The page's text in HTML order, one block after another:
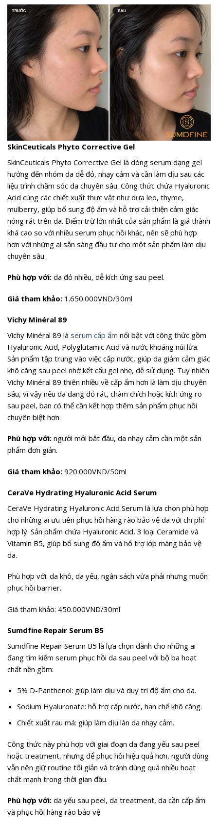
SkinCeuticals Phyto Corrective Gel
SkinCeuticals Phyto Corrective Gel là dòng serum dạng gel
hướng đến nhóm da dễ đỏ, nhạy cảm và cần làm dịu sau các
liệu trình chăm sóc da chuyên sâu. Công thức chứa Hyaluronic
Acid cùng các chiết xuất thực vật như dưa leo, thyme,
mulberry, giúp bổ sung độ ẩm và hỗ trợ cải thiện cảm giác
nóng rát trên da. Điểm trừ lớn nhất của sản phẩm là giá thành
khá cao so với nhiều serum phục hồi khác, nên sẽ phù hợp
hơn với những ai sẵn sàng đầu tư cho một sản phẩm làm dịu
chuyên sâu.
Phù hợp với: da đỏ nhiều, dễ kích ứng sau peel.
Giá tham khảo: 1.650.000VND/30ml
Vichy Minéral 89
Vichy Minéral 89 là serum cấp ẩm nổi bật với công thức gồm
Hyaluronic Acid, Polyglutamic Acid và nước khoáng núi lửa.
Sản phẩm tập trung vào việc cấp nước, giúp da giảm cảm giác
khô căng sau peel nhờ kết cấu gel nhẹ, dễ sử dụng. Tuy nhiên
Vichy Minéral 89 thiên nhiều về cấp ẩm hơn là làm dịu chuyên
sâu, vì vậy nếu da đang đỏ rát, châm chích hoặc kích ứng rõ
sau peel, bạn có thể cần kết hợp thêm sản phẩm phục hồi
chuyên biệt hơn.
Phù hợp với: người mới bắt đầu, da nhạy cảm cần một sản
phẩm đơn giản.
Giá tham khảo: 920.000VND/50ml
CeraVe Hydrating Hyaluronic Acid Serum
CeraVe Hydrating Hyaluronic Acid Serum là lựa chọn phù hợp
cho những ai ưu tiên phục hồi hàng rào bảo vệ da với chi phí
hợp lý. Sản phẩm chứa Hyaluronic Acid, 3 loại Ceramide và
Vitamin B5, giúp bổ sung độ ẩm và hỗ trợ lớp màng bảo vệ
da.
Phù hợp với: da khô, da yếu, ngân sách vừa phải nhưng muốn
phục hồi barrier.
Giá tham khảo: 450.000VND/30ml
Sumdfine Repair Serum B5
Sumdfine Repair Serum B5 là lựa chọn dành cho những ai
đang tìm kiếm serum phục hồi da sau peel với bộ ba hoạt
chất nền gồm:
5% D-Panthenol: giúp làm dịu và duy trì độ ẩm cho da.
Sodium Hyaluronate: hỗ trợ cấp nước, hạn chế khô căng.
Chiết xuất rau má: giúp làm dịu làn da nhạy cảm.
Công thức này phù hợp với giai đoạn da đang yếu sau peel
hoặc treatment, nhưng để phục hồi hiệu quả hơn, người dùng
vẫn nên giữ routine tối giản và tránh dùng quá nhiều hoạt
chất mạnh trong thời gian đầu.
Phù hợp với: da yếu sau peel, da treatment, da cần cấp ẩm
và phục hồi hàng rào bảo vệ.